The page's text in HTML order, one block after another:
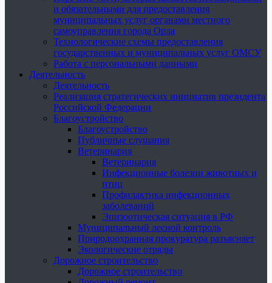
и обязательными для предоставления
муниципальных услуг органами местного
самоуправления города Орла
Технологические схемы предоставления
государственных и муниципальных услуг ОМСУ
Работа с персональными данными
Деятельность
Деятельность
Реализация стратегических инициатив президента
Российской Федерации
Благоустройство
Благоустройство
Публичные слушания
Ветеринария
Ветеринария
Инфекционные болезни животных и
птиц
Профилактика инфекционных
заболеваний
Эпизоотическая ситуация в РФ
Муниципальный лесной контроль
Природоохранная прокуратура разъясняет
Экологические отряды
Дорожное строительство
Дорожное строительство